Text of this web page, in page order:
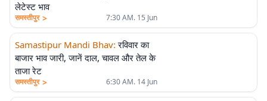
लेटेस्ट भाव
समस्तीपुर > 7:30 AM. 15 Jun
Samastipur Mandi Bhav: रविवार का
बाजार भाव जारी, जानें दाल, चावल और तेल के
ताजा रेट
समस्तीपुर > 6:30 AM. 14 Jun